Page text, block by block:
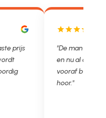
11.00 gebeld
een vast en
Lekker
"Wat
met
je niet